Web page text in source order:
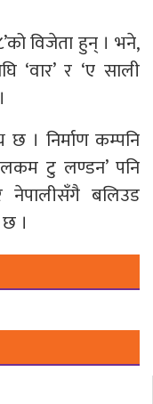
विजेता हुन् । भने,
‘वार’ र ‘ए साली
। निर्माण कम्पनि
टु लण्डन’ पनि
नेपालीसँगै बलिउड
।